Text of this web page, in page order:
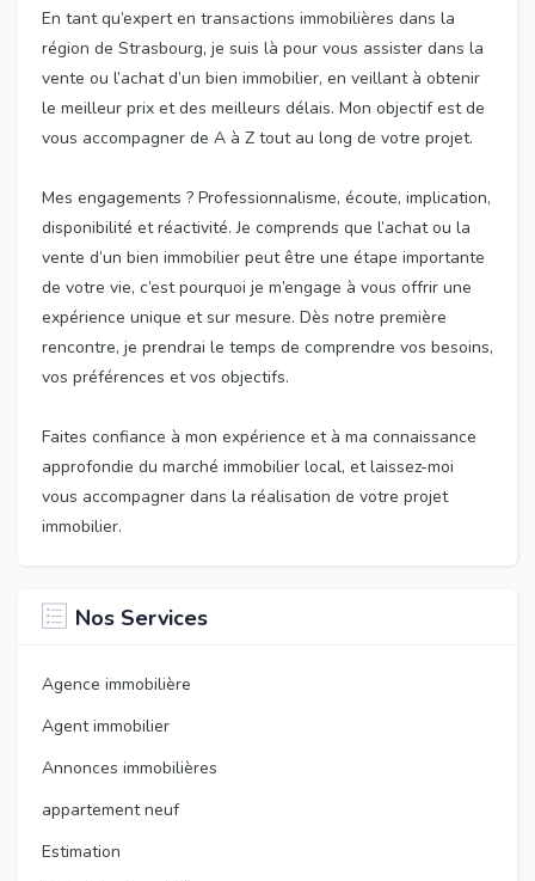
En tant qu’expert en transactions immobilières dans la
région de Strasbourg, je suis là pour vous assister dans la
vente ou l’achat d’un bien immobilier, en veillant à obtenir
le meilleur prix et des meilleurs délais. Mon objectif est de
vous accompagner de A à Z tout au long de votre projet.
Mes engagements ? Professionnalisme, écoute, implication,
disponibilité et réactivité. Je comprends que l’achat ou la
vente d’un bien immobilier peut être une étape importante
de votre vie, c’est pourquoi je m’engage à vous offrir une
expérience unique et sur mesure. Dès notre première
rencontre, je prendrai le temps de comprendre vos besoins,
vos préférences et vos objectifs.
Faites confiance à mon expérience et à ma connaissance
approfondie du marché immobilier local, et laissez-moi
vous accompagner dans la réalisation de votre projet
immobilier.
Nos Services
Agence immobilière
Agent immobilier
Annonces immobilières
appartement neuf
Estimation